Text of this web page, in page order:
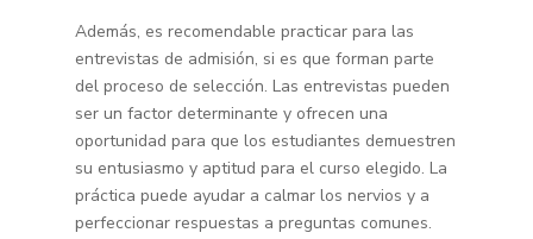
Además, es recomendable practicar para las
entrevistas de admisión, si es que forman parte
del proceso de selección. Las entrevistas pueden
ser un factor determinante y ofrecen una
oportunidad para que los estudiantes demuestren
su entusiasmo y aptitud para el curso elegido. La
práctica puede ayudar a calmar los nervios y a
perfeccionar respuestas a preguntas comunes.